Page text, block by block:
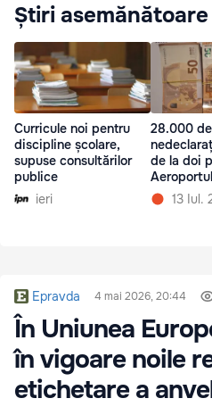
Știri asemănătoare
Curricule noi pentru
discipline școlare,
supuse consultărilor
publice
ieri
28.000
de la doi
13 Iul.
Epravda 4 mai 2026, 20:44
În Uniunea
în vigoare noile
etichetare a